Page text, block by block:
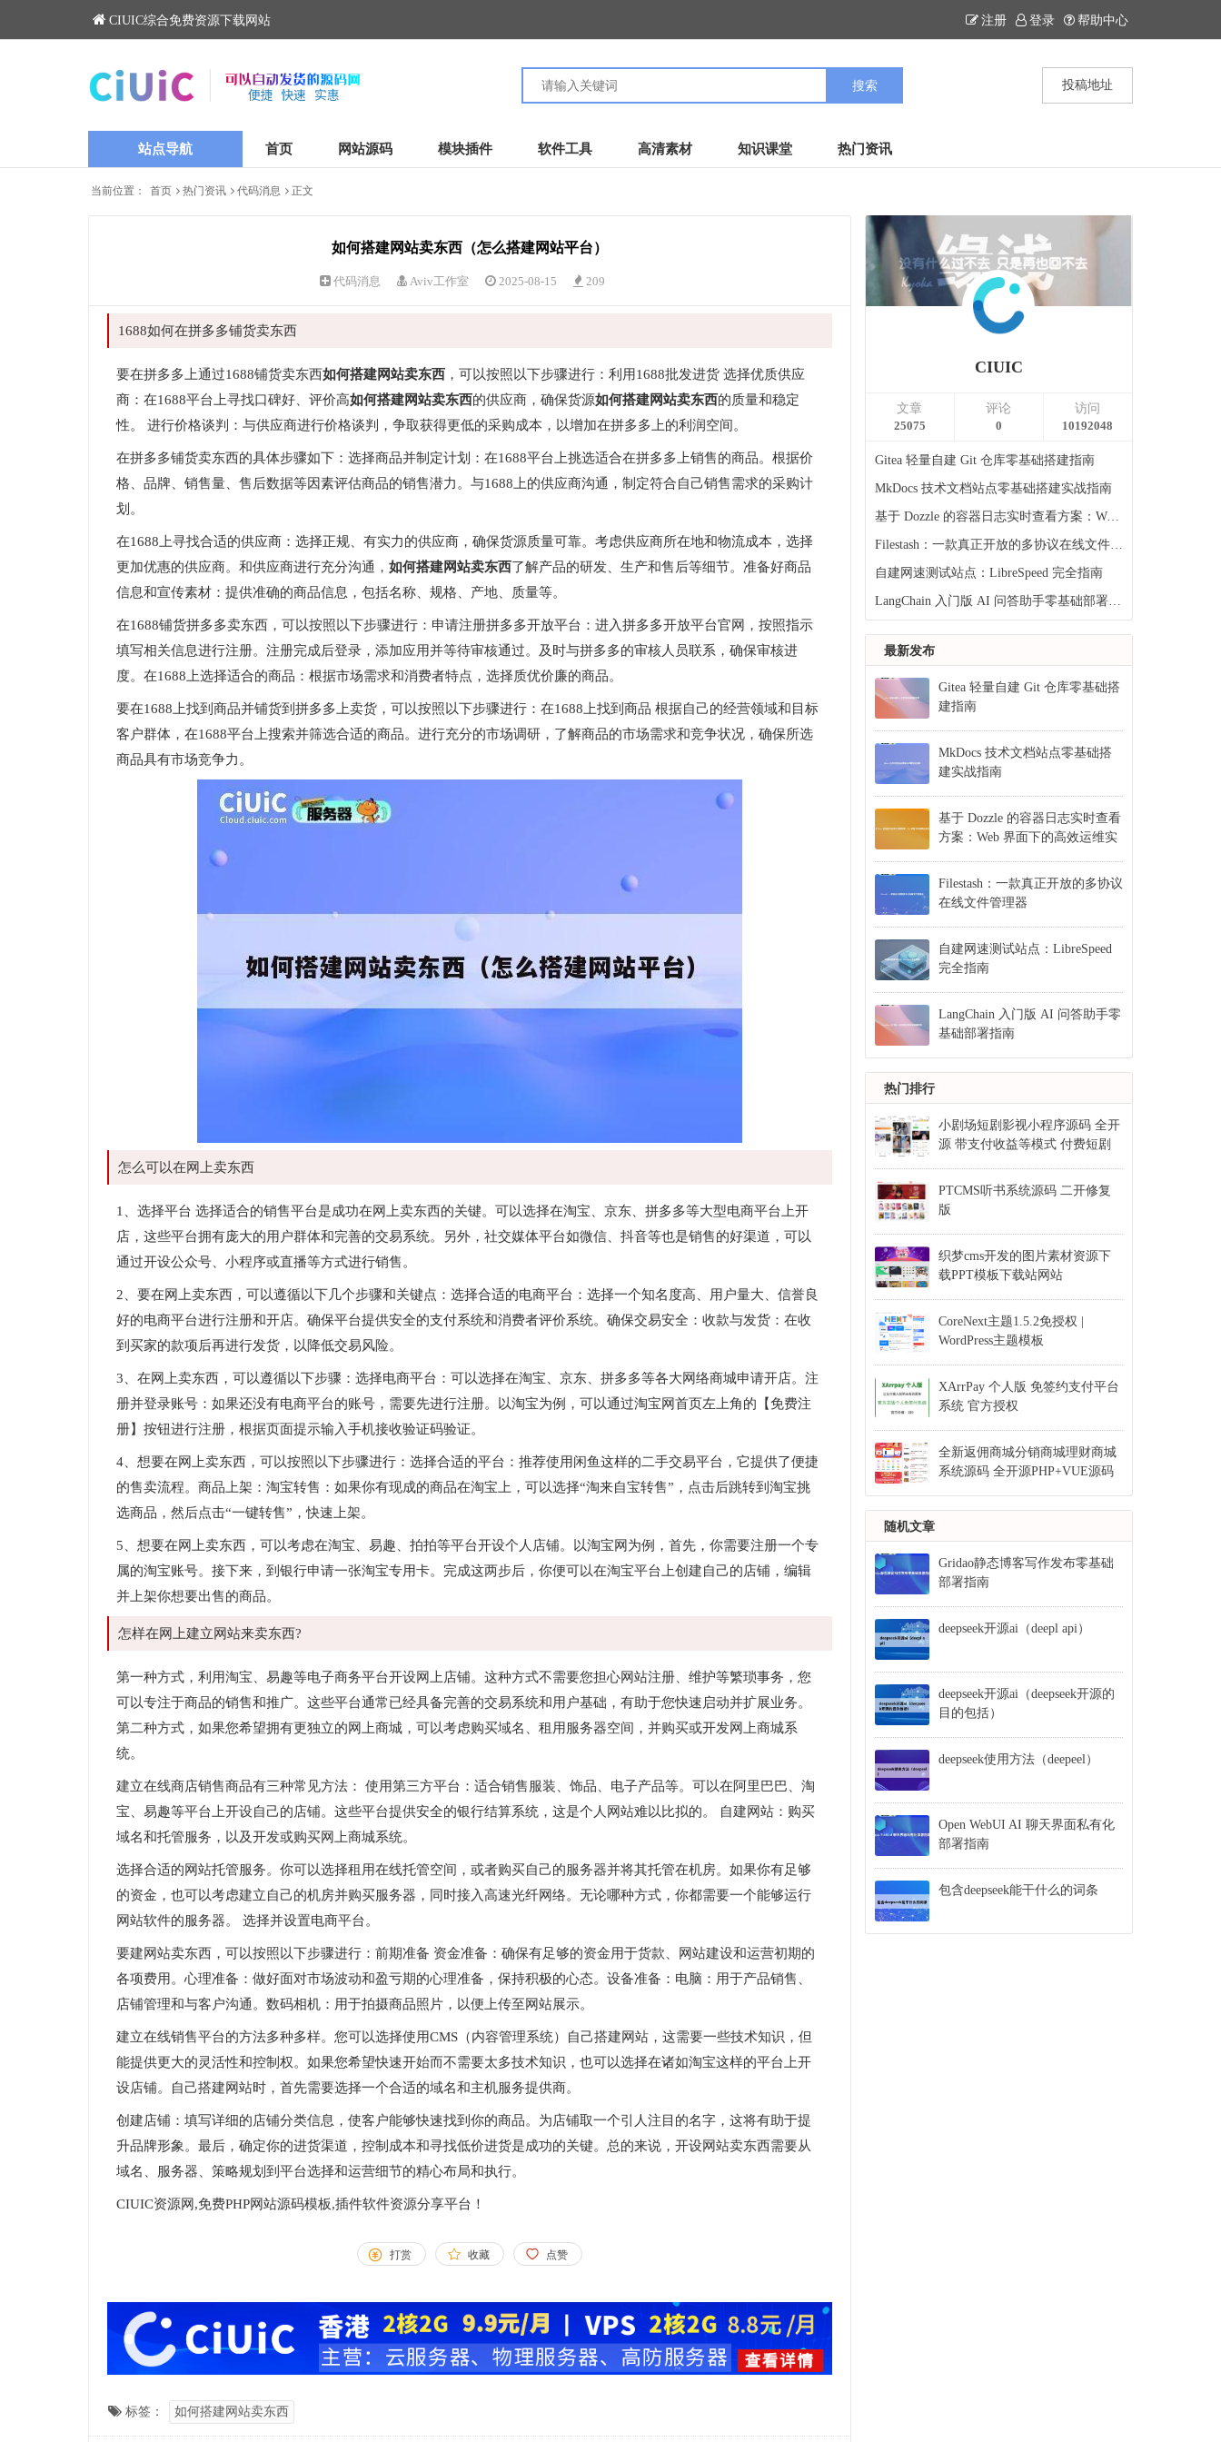
CIUIC综合免费资源下载网站 注册 登录 帮助中心
投稿地址
站点导航 首页 网站源码 模块插件 软件工具 高清素材 知识课堂 热门资讯
当前位置： 首页 热门资讯 代码消息 正文
如何搭建网站卖东西（怎么搭建网站平台）
代码消息 Aviv工作室 2025-08-15 209
1688如何在拼多多铺货卖东西
要在拼多多上通过1688铺货卖东西如何搭建网站卖东西 ，可以按照以下步骤进行：利用1688批发进货 选择优质供应
商：在1688平台上寻找口碑好、评价高如何搭建网站卖东西的供应商，确保货源如何搭建网站卖东西的质量和稳定
性。 进行价格谈判：与供应商进行价格谈判，争取获得更低的采购成本，以增加在拼多多上的利润空间。
在拼多多铺货卖东西的具体步骤如下：选择商品并制定计划：在1688平台上挑选适合在拼多多上销售的商品。根据价
格、品牌、销售量、售后数据等因素评估商品的销售潜力。与1688上的供应商沟通，制定符合自己销售需求的采购计
划。
在1688上寻找合适的供应商：选择正规、有实力的供应商，确保货源质量可靠。考虑供应商所在地和物流成本，选择
更加优惠的供应商。和供应商进行充分沟通， 如何搭建网站卖东西了解产品的研发、生产和售后等细节。准备好商品
信息和宣传素材：提供准确的商品信息，包括名称、规格、产地、质量等。
在1688铺货拼多多卖东西，可以按照以下步骤进行：申请注册拼多多开放平台：进入拼多多开放平台官网，按照指示
填写相关信息进行注册。注册完成后登录，添加应用并等待审核通过。及时与拼多多的审核人员联系，确保审核进
度。在1688上选择适合的商品：根据市场需求和消费者特点，选择质优价廉的商品。
要在1688上找到商品并铺货到拼多多上卖货，可以按照以下步骤进行：在1688上找到商品 根据自己的经营领域和目标
客户群体，在1688平台上搜索并筛选合适的商品。进行充分的市场调研，了解商品的市场需求和竞争状况，确保所选
商品具有市场竞争力。
怎么可以在网上卖东西
1、选择平台 选择适合的销售平台是成功在网上卖东西的关键。可以选择在淘宝、京东、拼多多等大型电商平台上开
店，这些平台拥有庞大的用户群体和完善的交易系统。另外，社交媒体平台如微信、抖音等也是销售的好渠道，可以
通过开设公众号、小程序或直播等方式进行销售。
2、要在网上卖东西，可以遵循以下几个步骤和关键点：选择合适的电商平台：选择一个知名度高、用户量大、信誉良
好的电商平台进行注册和开店。确保平台提供安全的支付系统和消费者评价系统。确保交易安全：收款与发货：在收
到买家的款项后再进行发货，以降低交易风险。
3、在网上卖东西，可以遵循以下步骤：选择电商平台：可以选择在淘宝、京东、拼多多等各大网络商城申请开店。注
册并登录账号：如果还没有电商平台的账号，需要先进行注册。以淘宝为例，可以通过淘宝网首页左上角的【免费注
册】按钮进行注册，根据页面提示输入手机接收验证码验证。
4、想要在网上卖东西，可以按照以下步骤进行：选择合适的平台：推荐使用闲鱼这样的二手交易平台，它提供了便捷
的售卖流程。商品上架：淘宝转售：如果你有现成的商品在淘宝上，可以选择“淘来自宝转售”，点击后跳转到淘宝挑
选商品，然后点击“一键转售”，快速上架。
5、想要在网上卖东西，可以考虑在淘宝、易趣、拍拍等平台开设个人店铺。以淘宝网为例，首先，你需要注册一个专
属的淘宝账号。接下来，到银行申请一张淘宝专用卡。完成这两步后，你便可以在淘宝平台上创建自己的店铺，编辑
并上架你想要出售的商品。
怎样在网上建立网站来卖东西?
第一种方式，利用淘宝、易趣等电子商务平台开设网上店铺。这种方式不需要您担心网站注册、维护等繁琐事务，您
可以专注于商品的销售和推广。这些平台通常已经具备完善的交易系统和用户基础，有助于您快速启动并扩展业务。
第二种方式，如果您希望拥有更独立的网上商城，可以考虑购买域名、租用服务器空间，并购买或开发网上商城系
统。
建立在线商店销售商品有三种常见方法： 使用第三方平台：适合销售服装、饰品、电子产品等。可以在阿里巴巴、淘
宝、易趣等平台上开设自己的店铺。这些平台提供安全的银行结算系统，这是个人网站难以比拟的。 自建网站：购买
域名和托管服务，以及开发或购买网上商城系统。
选择合适的网站托管服务。你可以选择租用在线托管空间，或者购买自己的服务器并将其托管在机房。如果你有足够
的资金，也可以考虑建立自己的机房并购买服务器，同时接入高速光纤网络。无论哪种方式，你都需要一个能够运行
网站软件的服务器。 选择并设置电商平台。
要建网站卖东西，可以按照以下步骤进行：前期准备 资金准备：确保有足够的资金用于货款、网站建设和运营初期的
各项费用。心理准备：做好面对市场波动和盈亏期的心理准备，保持积极的心态。设备准备：电脑：用于产品销售、
店铺管理和与客户沟通。数码相机：用于拍摄商品照片，以便上传至网站展示。
建立在线销售平台的方法多种多样。您可以选择使用CMS（内容管理系统）自己搭建网站，这需要一些技术知识，但
能提供更大的灵活性和控制权。如果您希望快速开始而不需要太多技术知识，也可以选择在诸如淘宝这样的平台上开
设店铺。自己搭建网站时，首先需要选择一个合适的域名和主机服务提供商。
创建店铺：填写详细的店铺分类信息，使客户能够快速找到你的商品。为店铺取一个引人注目的名字，这将有助于提
升品牌形象。最后，确定你的进货渠道，控制成本和寻找低价进货是成功的关键。总的来说，开设网站卖东西需要从
域名、服务器、策略规划到平台选择和运营细节的精心布局和执行。
CIUIC资源网,免费PHP网站源码模板,插件软件资源分享平台！
打赏 收藏 点赞
标签： 如何搭建网站卖东西
CIUIC
文章
25075
评论
0
访问
10192048
Gitea 轻量自建 Git 仓库零基础搭建指南
MkDocs 技术文档站点零基础搭建实战指南
基于 Dozzle 的容器日志实时查看方案：Web 界面下的高效运维实践
Filestash：一款真正开放的多协议在线文件管理器
自建网速测试站点：LibreSpeed 完全指南
LangChain 入门版 AI 问答助手零基础部署指南
最新发布
Gitea 轻量自建 Git 仓库零基础搭
建指南
MkDocs 技术文档站点零基础搭
建实战指南
基于 Dozzle 的容器日志实时查看
方案：Web 界面下的高效运维实
Filestash：一款真正开放的多协议
在线文件管理器
自建网速测试站点：LibreSpeed
完全指南
LangChain 入门版 AI 问答助手零
基础部署指南
热门排行
小剧场短剧影视小程序源码 全开
源 带支付收益等模式 付费短剧
PTCMS听书系统源码 二开修复
版
织梦cms开发的图片素材资源下
载PPT模板下载站网站
CoreNext主题1.5.2免授权 |
WordPress主题模板
XArrPay 个人版 免签约支付平台
系统 官方授权
全新返佣商城分销商城理财商城
系统源码 全开源PHP+VUE源码
随机文章
Gridao静态博客写作发布零基础
部署指南
deepseek开源ai（deepl api）
deepseek开源ai（deepseek开源的
目的包括）
deepseek使用方法（deepeel）
Open WebUI AI 聊天界面私有化
部署指南
包含deepseek能干什么的词条